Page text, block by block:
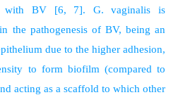
with BV [6, 7]. G. vaginalis is
the pathogenesis of BV, being an
due to the higher adhesion,
to form biofilm (compared to
acting as a scaffold to which other